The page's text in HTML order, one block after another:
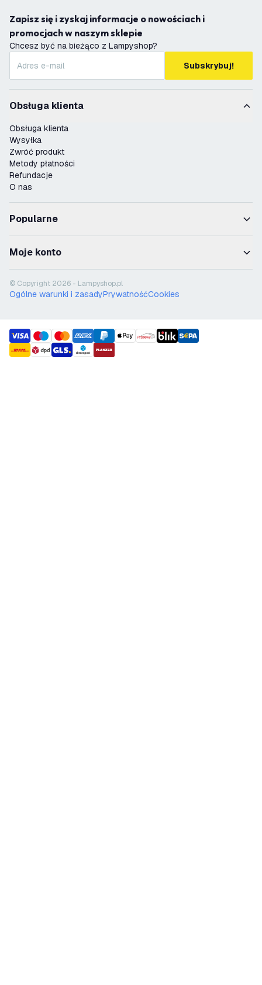
Zapisz się i zyskaj informacje o nowościach i
promocjach w naszym sklepie
Chcesz być na bieżąco z Lampyshop?
Subskrybuj!
Obsługa klienta
Obsługa klienta
Wysyłka
Zwróć produkt
Metody płatności
Refundacje
O nas
Popularne
Moje konto
© Copyright 2026 - Lampyshop.pl
Ogólne warunki i zasadyPrywatnośćCookies
payment methods
shipment methods